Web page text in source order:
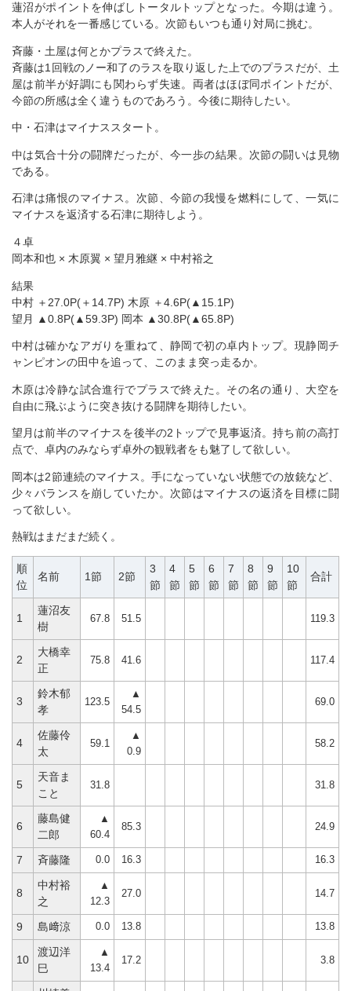
蓮沼がポイントを伸ばしトータルトップとなった。今期は違う。
本人がそれを一番感じている。次節もいつも通り対局に挑む。
斉藤・土屋は何とかプラスで終えた。
斉藤は1回戦のノー和了のラスを取り返した上でのプラスだが、土
屋は前半が好調にも関わらず失速。両者はほぼ同ポイントだが、
今節の所感は全く違うものであろう。今後に期待したい。
中・石津はマイナススタート。
中は気合十分の闘牌だったが、今一歩の結果。次節の闘いは見物
である。
石津は痛恨のマイナス。次節、今節の我慢を燃料にして、一気に
マイナスを返済する石津に期待しよう。
４卓
岡本和也 × 木原翼 × 望月雅継 × 中村裕之
結果
中村 ＋27.0P(＋14.7P) 木原 ＋4.6P(▲15.1P)
望月 ▲0.8P(▲59.3P) 岡本 ▲30.8P(▲65.8P)
中村は確かなアガりを重ねて、静岡で初の卓内トップ。現静岡チ
ャンピオンの田中を追って、このまま突っ走るか。
木原は冷静な試合進行でプラスで終えた。その名の通り、大空を
自由に飛ぶように突き抜ける闘牌を期待したい。
望月は前半のマイナスを後半の2トップで見事返済。持ち前の高打
点で、卓内のみならず卓外の観戦者をも魅了して欲しい。
岡本は2節連続のマイナス。手になっていない状態での放銃など、
少々バランスを崩していたか。次節はマイナスの返済を目標に闘
って欲しい。
熱戦はまだまだ続く。
順
位
名前 1節 2節
3
節
4
節
5
節
6
節
7
節
8
節
9
節
10
節
合計
1
蓮沼友
樹
67.8 51.5 119.3
2
大橋幸
正
75.8 41.6 117.4
3
鈴木郁
孝
123.5
▲
54.5
69.0
4
佐藤伶
太
59.1
▲
0.9
58.2
5
天音ま
こと
31.8 31.8
6
藤島健
二郎
▲
60.4
85.3 24.9
7 斉藤隆 0.0 16.3 16.3
8
中村裕
之
▲
12.3
27.0 14.7
9 島﨑涼 0.0 13.8 13.8
10
渡辺洋
巳
▲
13.4
17.2 3.8